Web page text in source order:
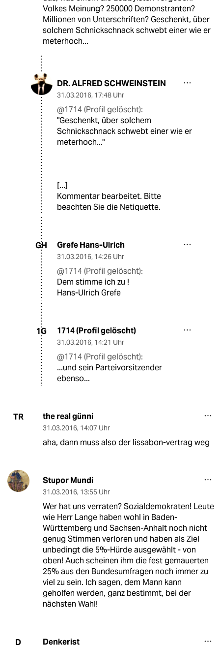
Volkes Meinung? 250000 Demonstranten?
Millionen von Unterschriften? Geschenkt, über
solchem Schnickschnack schwebt einer wie er
meterhoch...
DR. ALFRED SCHWEINSTEIN
31.03.2016, 17:48 Uhr
@1714 (Profil gelöscht):
"Geschenkt, über solchem
Schnickschnack schwebt einer wie er
meterhoch..."
[...]
Kommentar bearbeitet. Bitte
beachten Sie die Netiquette.
GH Grefe Hans-Ulrich
31.03.2016, 14:26 Uhr
@1714 (Profil gelöscht):
Dem stimme ich zu !
Hans-Ulrich Grefe
1G 1714 (Profil gelöscht)
31.03.2016, 14:21 Uhr
@1714 (Profil gelöscht):
...und sein Parteivorsitzender
ebenso...
TR the real günni
31.03.2016, 14:07 Uhr
aha, dann muss also der lissabon-vertrag weg
Stupor Mundi
31.03.2016, 13:55 Uhr
Wer hat uns verraten? Sozialdemokraten! Leute
wie Herr Lange haben wohl in Baden-
Württemberg und Sachsen-Anhalt noch nicht
genug Stimmen verloren und haben als Ziel
unbedingt die 5%-Hürde ausgewählt - von
oben! Auch scheinen ihm die fest gemauerten
25% aus den Bundesumfragen noch immer zu
viel zu sein. Ich sagen, dem Mann kann
geholfen werden, ganz bestimmt, bei der
nächsten Wahl!
D Denkerist